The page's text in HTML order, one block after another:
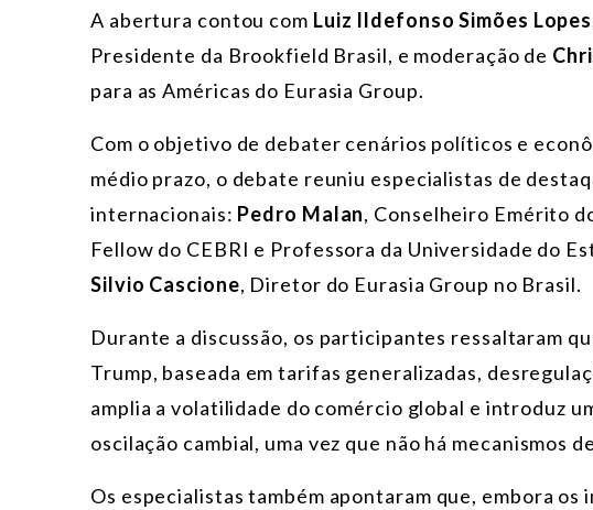
A abertura contou com Luiz Ildefonso Simões Lopes
Presidente da Brookfield Brasil, e moderação de
para as Américas do Eurasia Group.
Com o objetivo de debater cenários políticos e
médio prazo, o debate reuniu especialistas de
internacionais: Pedro Malan, Conselheiro Emérito
Fellow do CEBRI e Professora da Universidade do
Silvio Cascione, Diretor do Eurasia Group no Brasil.
Durante a discussão, os participantes ressaltaram
Trump, baseada em tarifas generalizadas,
amplia a volatilidade do comércio global e introduz
oscilação cambial, uma vez que não há mecanismos
Os especialistas também apontaram que, embora os